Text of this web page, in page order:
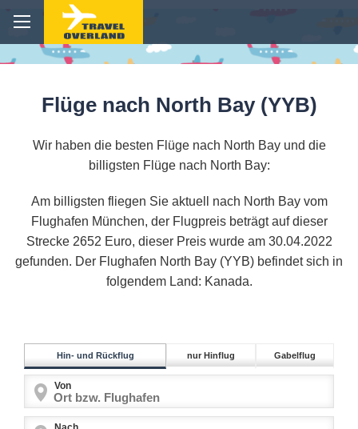
Flüge nach North Bay (YYB)
Wir haben die besten Flüge nach North Bay und die
billigsten Flüge nach North Bay:
Am billigsten fliegen Sie aktuell nach North Bay vom
Flughafen München, der Flugpreis beträgt auf dieser
Strecke 2652 Euro, dieser Preis wurde am 30.04.2022
gefunden. Der Flughafen North Bay (YYB) befindet sich in
folgendem Land: Kanada.
Hin- und Rückflug nur Hinflug Gabelflug
Von